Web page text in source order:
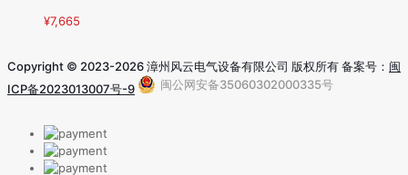
¥7,665
Copyright © 2023-2026 漳州风云电气设备有限公司 版权所有 备案号： 闽
ICP备2023013007号-9
闽公网安备35060302000335号